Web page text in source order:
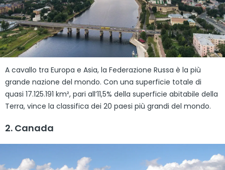
A cavallo tra Europa e Asia, la Federazione Russa è la più
grande nazione del mondo. Con una superficie totale di
quasi 17.125.191 km², pari all’11,5% della superficie abitabile della
Terra, vince la classifica dei 20 paesi più grandi del mondo.
2. Canada